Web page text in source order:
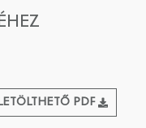
PDF